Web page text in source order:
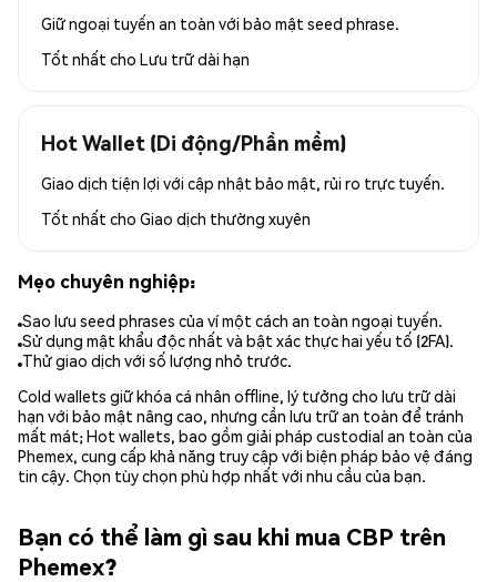
Giữ ngoại tuyến an toàn với bảo mật seed phrase.
Tốt nhất cho Lưu trữ dài hạn
Hot Wallet (Di động/Phần mềm)
Giao dịch tiện lợi với cập nhật bảo mật, rủi ro trực tuyến.
Tốt nhất cho Giao dịch thường xuyên
Mẹo chuyên nghiệp:
Sao lưu seed phrases của ví một cách an toàn ngoại tuyến.
Sử dụng mật khẩu độc nhất và bật xác thực hai yếu tố (2FA).
Thử giao dịch với số lượng nhỏ trước.
Cold wallets giữ khóa cá nhân offline, lý tưởng cho lưu trữ dài
hạn với bảo mật nâng cao, nhưng cần lưu trữ an toàn để tránh
mất mát; Hot wallets, bao gồm giải pháp custodial an toàn của
Phemex, cung cấp khả năng truy cập với biện pháp bảo vệ đáng
tin cậy. Chọn tùy chọn phù hợp nhất với nhu cầu của bạn.
Bạn có thể làm gì sau khi mua CBP trên
Phemex?